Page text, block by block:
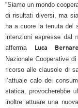
“Siamo un mondo
di risultati diversi, ma
ha a cuore la tenuta del
intenzioni espresse dal
afferma
Luca
Nazionale Cooperative
ricorso alle clausole di
l’attuale calo dei
statica, provocherebbe
inoltre attuare una